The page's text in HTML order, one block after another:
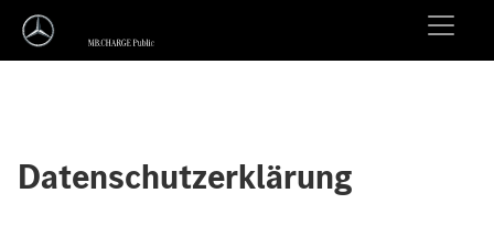
Datenschutzerklärung